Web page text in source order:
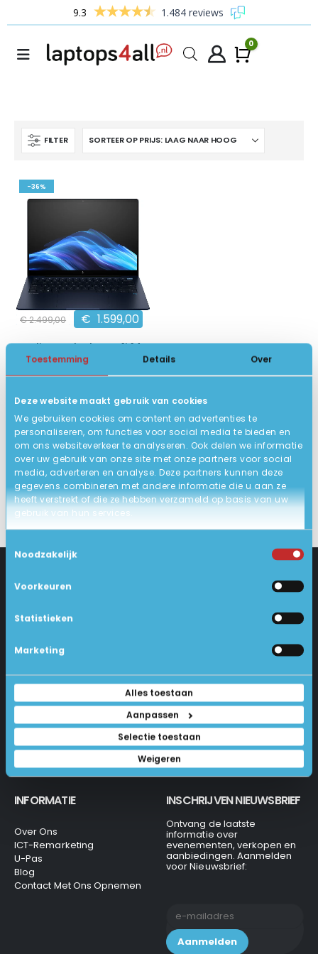
Toestemming Details Over
Deze website maakt gebruik van cookies
We gebruiken cookies om content en advertenties te
personaliseren, om functies voor social media te bieden en
om ons websiteverkeer te analyseren. Ook delen we informatie
over uw gebruik van onze site met onze partners voor social
media, adverteren en analyse. Deze partners kunnen deze
gegevens combineren met andere informatie die u aan ze
heeft verstrekt of die ze hebben verzameld op basis van uw
gebruik van hun services.
Toestemmingsselectie
Noodzakelijk
Voorkeuren
Statistieken
Marketing
Alles toestaan
Aanpassen
Selectie toestaan
Weigeren
9.3 1.484 reviews
0
FILTER
-36%
€2.499,00 € 1.599,00
HP EliteBook Ultra G1i 14 AI
14 inch 2880 x 1800 IPS
32GB DDR5, 1TB NVMe SSD
10 Als nieuw
IN WINKELWAGEN
1231 KH Loosdrecht
035-6284312
info@laptops4all.nl
Veel Gestelde Vragen
Algemene Voorwaarden
Privacy Beleid
INFORMATIE
Over Ons
ICT-Remarketing
U-Pas
Blog
Contact Met Ons Opnemen
INSCHRIJVEN NIEUWSBRIEF
Ontvang de laatste
informatie over
evenementen, verkopen en
aanbiedingen. Aanmelden
voor Nieuwsbrief: